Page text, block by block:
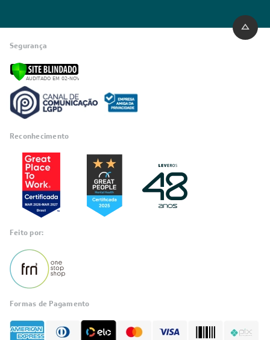
Segurança
Reconhecimento
Feito por:
Formas de Pagamento
Fale com a LIA